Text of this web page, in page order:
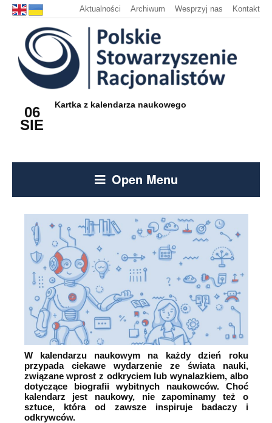
Aktualności Archiwum Wesprzyj nas Kontakt
06
SIE
Kartka z kalendarza naukowego
Open Menu
W kalendarzu naukowym na każdy dzień roku
przypada ciekawe wydarzenie ze świata nauki,
związane wprost z odkryciem lub wynalazkiem, albo
dotyczące biografii wybitnych naukowców. Choć
kalendarz jest naukowy, nie zapominamy też o
sztuce, która od zawsze inspiruje badaczy i
odkrywców.